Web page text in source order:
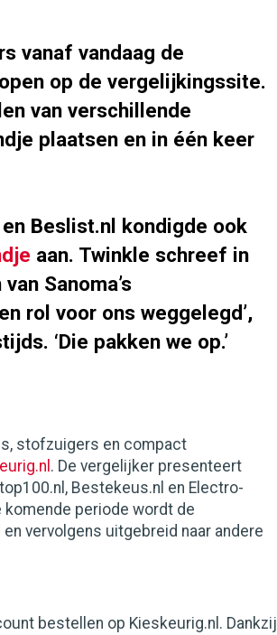
vanaf vandaag de
op de vergelijkingssite.
van verschillende
plaatsen en in één keer
Beslist.nl kondigde ook
aan. Twinkle schreef in
Sanoma’s
rol voor ons weggelegd’,
‘Die pakken we op.’
stofzuigers en compact
. De vergelijker presenteert
Bestekeus.nl en Electro-
komende periode wordt de
vervolgens uitgebreid naar andere
bestellen op Kieskeurig.nl. Dankzij